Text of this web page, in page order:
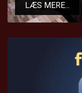
LÆS MERE...